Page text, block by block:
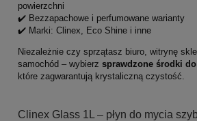
powierzchni
✔️ Bezzapachowe i perfumowane warianty
✔️ Marki: Clinex, Eco Shine i inne
Niezależnie czy sprzątasz biuro, witrynę
samochód – wybierz sprawdzone środki
które zagwarantują krystaliczną czystość.
Clinex Glass 1L – płyn do mycia